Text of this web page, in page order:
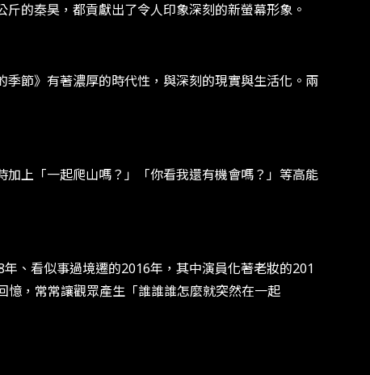
的秦昊，都貢獻出了令人印象深刻的新螢幕形象。
節》有著濃厚的時代性，與深刻的現實與生活化。兩
上「一起爬山嗎？」「你看我還有機會嗎？」等高能
、看似事過境遷的2016年，其中演員化著老妝的201
，常常讓觀眾產生「誰誰誰怎麼就突然在一起